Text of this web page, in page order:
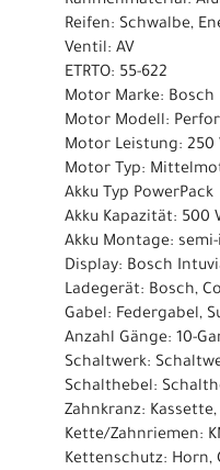
Reifen: Schwalbe,
Ventil: AV
ETRTO: 55-622
Motor Marke: Bosch
Motor Modell:
Motor Leistung: 250
Motor Typ:
Akku Typ PowerPack
Akku Kapazität: 500
Akku Montage:
Display: Bosch
Ladegerät: Bosch,
Gabel: Federgabel,
Anzahl Gänge: 10-
Schaltwerk:
Schalthebel:
Zahnkranz: Kassette,
Kette/Zahnriemen:
Kettenschutz: Horn,